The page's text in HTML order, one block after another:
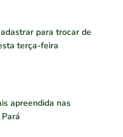
para trocar de
terça-feira
apreendida nas